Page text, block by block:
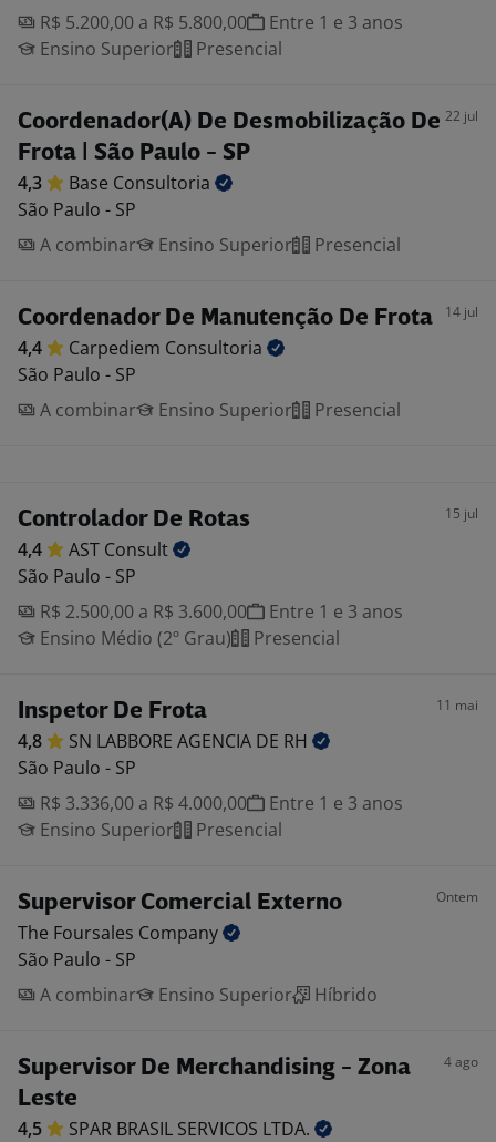
R$ 5.200,00 a R$ 5.800,00
Entre 1 e 3 anos
Ensino Superior
Presencial
Coordenador(A) De Desmobilização De
Frota | São Paulo - SP
22 jul
4,3 Base Consultoria
São Paulo - SP
A combinar
Ensino Superior Presencial
Coordenador De Manutenção De Frota 14 jul
4,4 Carpediem Consultoria
São Paulo - SP
A combinar
Ensino Superior Presencial
Controlador De Rotas 15 jul
4,4 AST Consult
São Paulo - SP
R$ 2.500,00 a R$ 3.600,00
Entre 1 e 3 anos
Ensino Médio (2º Grau)
Presencial
Inspetor De Frota 11 mai
4,8 SN LABBORE AGENCIA DE RH
São Paulo - SP
R$ 3.336,00 a R$ 4.000,00
Entre 1 e 3 anos
Ensino Superior
Presencial
Supervisor Comercial Externo Ontem
The Foursales Company
São Paulo - SP
A combinar
Ensino Superior Híbrido
Supervisor De Merchandising - Zona
Leste
4 ago
4,5 SPAR BRASIL SERVICOS LTDA.